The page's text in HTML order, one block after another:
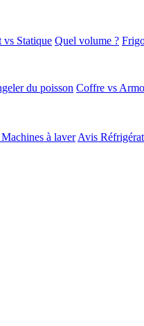
vs Statique Quel volume ?
du poisson Coffre vs
à laver Avis